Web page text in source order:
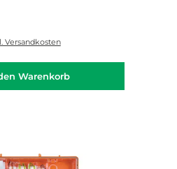
Versandkosten
Warenkorb